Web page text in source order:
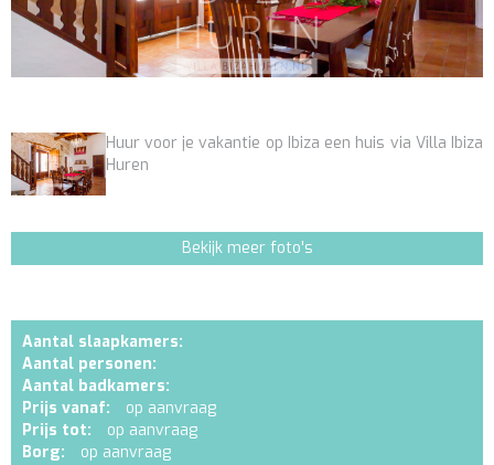
Huur voor je vakantie op Ibiza een huis via Villa Ibiza
Huren
Bekijk meer foto's
Aantal slaapkamers:
Aantal personen:
Aantal badkamers:
Prijs vanaf:
op aanvraag
Prijs tot:
op aanvraag
Borg:
op aanvraag